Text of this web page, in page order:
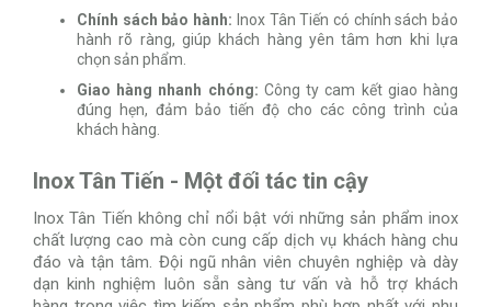
Chính sách bảo hành: Inox Tân Tiến có chính sách bảo
hành rõ ràng, giúp khách hàng yên tâm hơn khi lựa
chọn sản phẩm.
Giao hàng nhanh chóng: Công ty cam kết giao hàng
đúng hẹn, đảm bảo tiến độ cho các công trình của
khách hàng.
Inox Tân Tiến - Một đối tác tin cậy
Inox Tân Tiến không chỉ nổi bật với những sản phẩm inox
chất lượng cao mà còn cung cấp dịch vụ khách hàng chu
đáo và tận tâm. Đội ngũ nhân viên chuyên nghiệp và dày
dạn kinh nghiệm luôn sẵn sàng tư vấn và hỗ trợ khách